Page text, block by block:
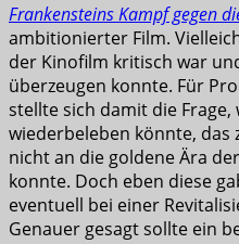
Frankensteins Kampf gegen
ambitionierter Film.
der Kinofilm kritisch war
überzeugen konnte. Für
stellte sich damit die Frage,
wiederbeleben könnte, das
nicht an die goldene Ära
konnte. Doch eben diese
eventuell bei einer
Genauer gesagt sollte ein